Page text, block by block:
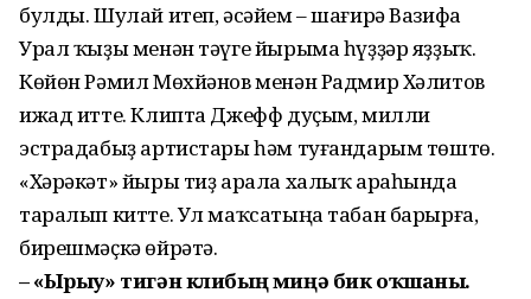
булды. Шулай итеп, әсәйем – шағирә Вазифа
Урал ҡыҙы менән тәүге йырыма һүҙҙәр яҙҙыҡ.
Көйөн Рәмил Мөхйәнов менән Радмир Хәлитов
ижад итте. Клипта Джефф дуҫым, милли
эстрадабыҙ артистары һәм туғандарым төштө.
«Хәрәкәт» йыры тиҙ арала халыҡ араһында
таралып китте. Ул маҡсатыңа табан барырға,
бирешмәҫкә өйрәтә.
– «Ырыу» тигән клибың миңә бик оҡшаны.